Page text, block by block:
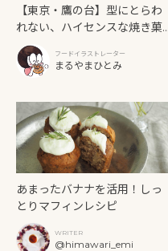
【東京・鷹の台】型にとらわ
れない、ハイセンスな焼き菓
子「SUN3C（サンサンク）」
フードイラストレーター
まるやまひとみ
あまったバナナを活用！しっ
とりマフィンレシピ
WRITER
@himawari_emi